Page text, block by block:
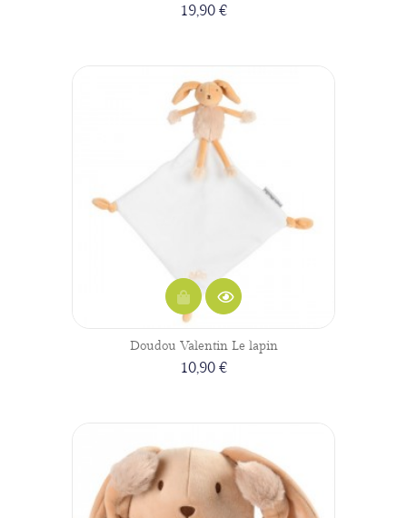
19,90 €
Doudou Valentin Le lapin
10,90 €